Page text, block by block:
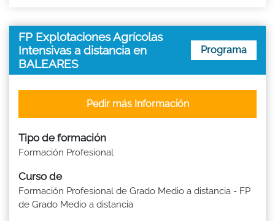
FP Explotaciones Agrícolas
Intensivas a distancia en
BALEARES
Programa
Tipo de formación
Formación Profesional
Curso de
Formación Profesional de Grado Medio a distancia - FP
de Grado Medio a distancia
Pedir más Información